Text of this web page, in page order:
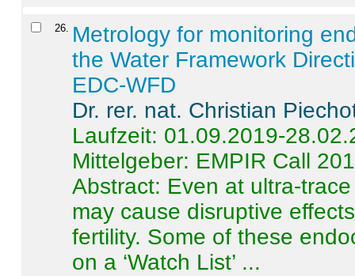
26. Metrology for monitoring
the Water Framework
EDC-WFD
Dr. rer. nat. Christian
Laufzeit: 01.09.2019-
Mittelgeber: EMPIR Call
Abstract: Even at ultra-
may cause disruptive
fertility. Some of these
on a ‘Watch List’ ...